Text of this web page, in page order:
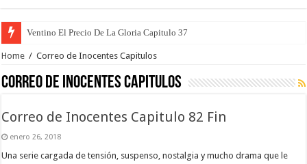
Ventino El Precio De La Gloria Capitulo 37
Home / Correo de Inocentes Capitulos
Correo de Inocentes Capitulos
Correo de Inocentes Capitulo 82 Fin
enero 26, 2018
Una serie cargada de tensión, suspenso, nostalgia y mucho drama que le